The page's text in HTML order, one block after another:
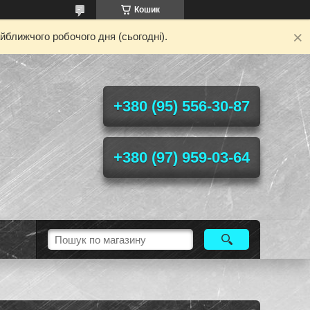
Кошик
робочого дня (сьогодні).
+380 (95) 556-30-87
+380 (97) 959-03-64